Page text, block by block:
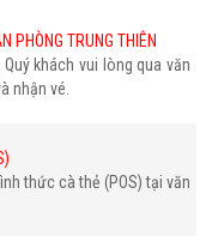
PHÒNG TRUNG THIÊN
khách vui lòng qua văn
nhận vé.
thức cà thẻ (POS) tại văn